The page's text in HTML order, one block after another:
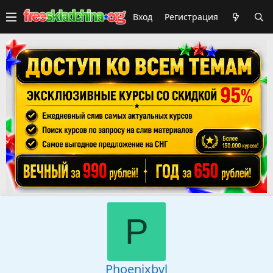
Вход Регистрация
P
Phoenixbvl